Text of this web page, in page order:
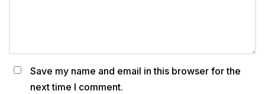
Save my name and email in this browser for the
next time I comment.